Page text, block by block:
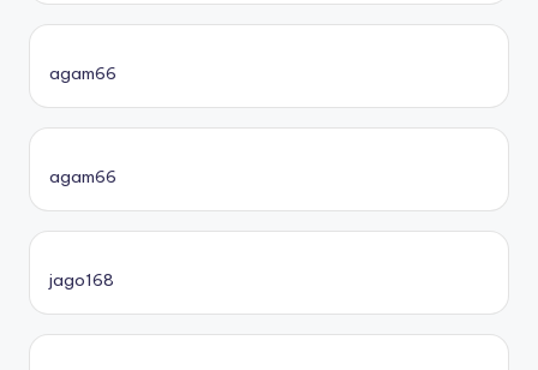
agam66
agam66
jago168